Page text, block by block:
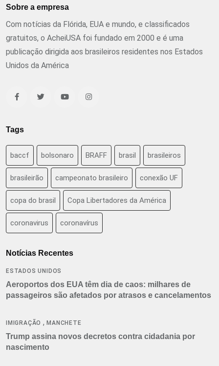
Sobre a empresa
Com notícias da Flórida, EUA e mundo, e classificados
gratuitos, o AcheiUSA foi fundado em 2000 e é uma
publicação dirigida aos brasileiros residentes nos Estados
Unidos da América
Tags
baccf bolsonaro BRAFF brasil brasileiros
brasileirão campeonato brasileiro conexão UF
copa do brasil Copa Libertadores da América
coronavirus coronavírus
Notícias Recentes
ESTADOS UNIDOS
Aeroportos dos EUA têm dia de caos: milhares de
passageiros são afetados por atrasos e cancelamentos
IMIGRAÇÃO ,MANCHETE
Trump assina novos decretos contra cidadania por
nascimento